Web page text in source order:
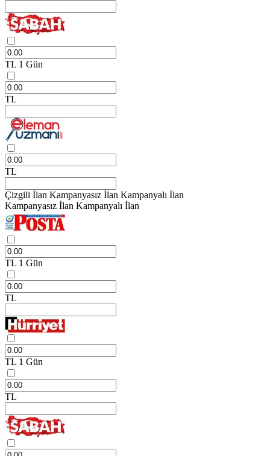
TL 1 Gün
TL
TL
Çizgili İlan Kampanyasız İlan Kampanyalı İlan
Kampanyasız İlan Kampanyalı İlan
TL 1 Gün
TL
TL 1 Gün
TL